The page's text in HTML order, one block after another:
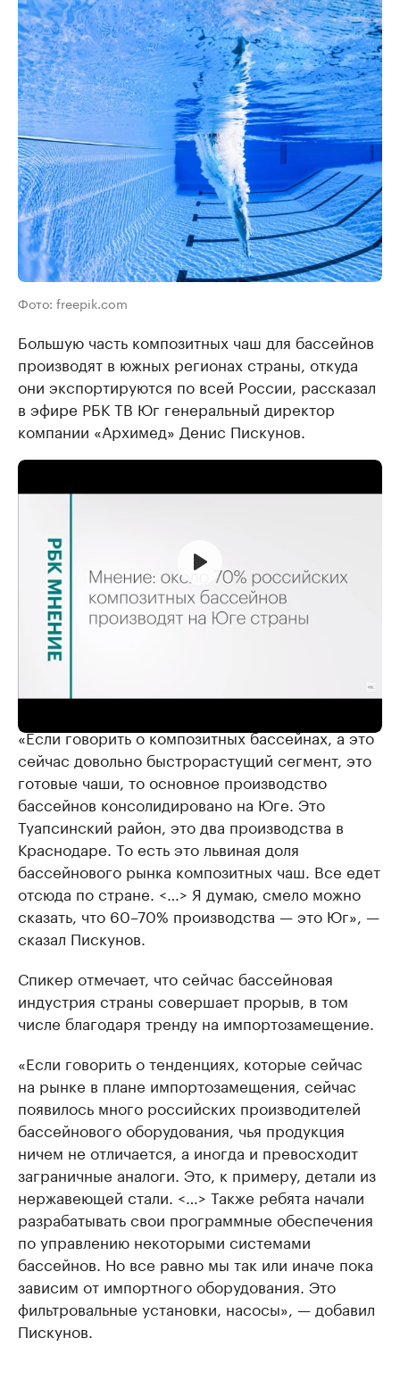
Фото: freepik.com
Большую часть композитных чаш для бассейнов
производят в южных регионах страны, откуда
они экспортируются по всей России, рассказал
в эфире РБК ТВ Юг генеральный директор
компании «Архимед» Денис Пискунов.
России || РБК Мнение
«Если говорить о композитных бассейнах, а это
сейчас довольно быстрорастущий сегмент, это
готовые чаши, то основное производство
бассейнов консолидировано на Юге. Это
Туапсинский район, это два производства в
Краснодаре. То есть это львиная доля
бассейнового рынка композитных чаш. Все едет
отсюда по стране. <…> Я думаю, смело можно
сказать, что 60–70% производства — это Юг», —
сказал Пискунов.
Спикер отмечает, что сейчас бассейновая
индустрия страны совершает прорыв, в том
числе благодаря тренду на импортозамещение.
«Если говорить о тенденциях, которые сейчас
на рынке в плане импортозамещения, сейчас
появилось много российских производителей
бассейнового оборудования, чья продукция
ничем не отличается, а иногда и превосходит
заграничные аналоги. Это, к примеру, детали из
нержавеющей стали. <…> Также ребята начали
разрабатывать свои программные обеспечения
по управлению некоторыми системами
бассейнов. Но все равно мы так или иначе пока
зависим от импортного оборудования. Это
фильтровальные установки, насосы», — добавил
Пискунов.